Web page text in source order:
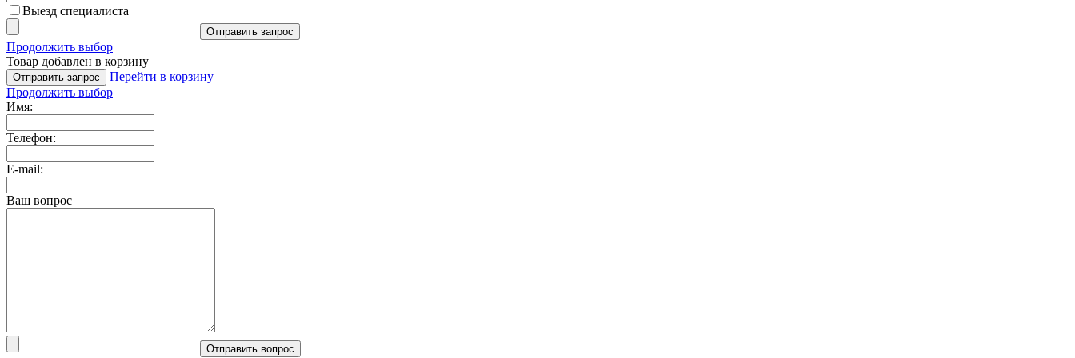
Выезд специалиста
Отправить запрос
Продолжить выбор
Товар добавлен в корзину
Отправить запрос
Перейти в корзину
Продолжить выбор
Имя:
Телефон:
E-mail:
Ваш вопрос
Отправить вопрос